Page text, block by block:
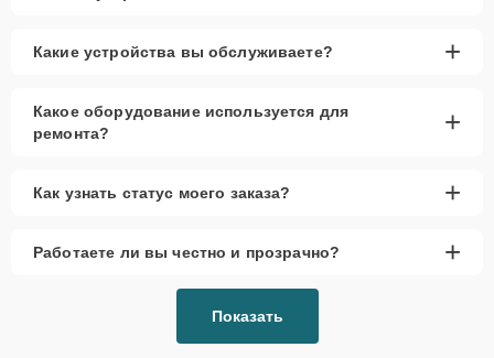
Какие устройства вы обслуживаете? +
Какое оборудование используется для
ремонта?
+
Как узнать статус моего заказа? +
Работаете ли вы честно и прозрачно? +
Показать